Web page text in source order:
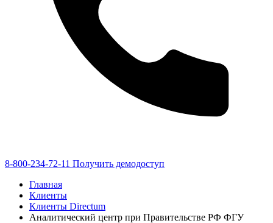
8-800-234-72-11 Получить демодоступ
Главная
Клиенты
Клиенты Directum
Аналитический центр при Правительстве РФ ФГУ